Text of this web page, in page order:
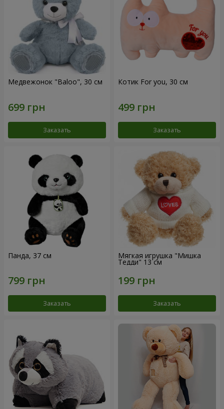
Медвежонок "Baloo", 30 см
Заказать
Котик For you, 30 см
Заказать
Панда, 37 см
Заказать
Мягкая игрушка "Мишка
Тедди" 13 см
Заказать